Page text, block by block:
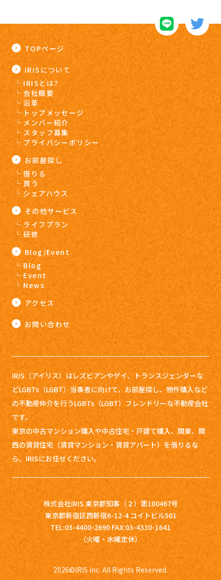
TOPページ
IRISについて
IRISとは?
会社概要
沿革
トップメッセージ
メンバー紹介
スタッフ募集
プライバシーポリシー
お部屋探し
借りる
買う
シェアハウス
その他サービス
ライフプラン
研修
Blog/Event
Blog
Event
News
アクセス
お問い合わせ
IRIS（アイリス）はレズビアンやゲイ、トランスジェンダーな
どLGBTs（LGBT）当事者に向けて、お部屋探し、 物件購入など
の不動産仲介を行うLGBTs（LGBT）フレンドリーな不動産会社
です。
東京の中古マンション購入や中古住宅・戸建て購入、関東、関
西の賃貸住宅（賃貸マンション・賃貸アパート）を借りるな
ら、IRISにお任せください。
株式会社IRIS 東京都知事（２）第100467号
東京都新宿区西新宿6-12-4 コイトビル501
TEL:03-4400-2690 FAX:03-4330-1641
（火曜・水曜定休）
2026©IRIS Inc. All Rights Reserved.